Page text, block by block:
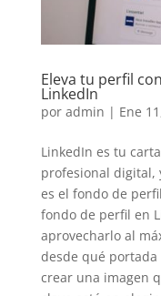
Eleva tu perfil
LinkedIn
por admin | Ene
LinkedIn es tu
profesional digital,
es el fondo de
fondo de perfil en
aprovecharlo al
desde qué
crear una imagen